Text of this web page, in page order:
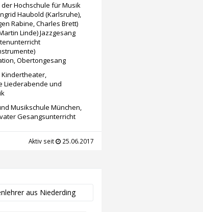
Hochschule für Musik
Haubold (Karlsruhe),
Rabine, Charles Brett)
Linde) Jazzgesang
Obertongesang
Kindertheater,
Liederabende und
Musikschule München,
Gesangsunterricht
Aktiv seit 25.06.2017
aus Niederding